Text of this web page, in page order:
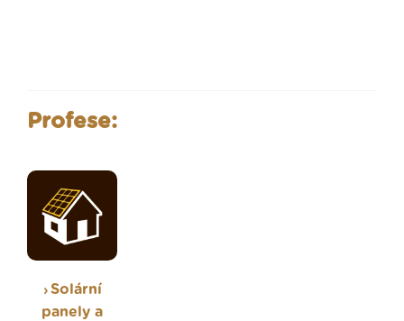
Profese:
Solární
panely a